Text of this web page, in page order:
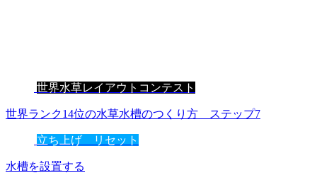
世界水草レイアウトコンテスト
世界ランク14位の水草水槽のつくり方 ステップ7
立ち上げ リセット
水槽を設置する